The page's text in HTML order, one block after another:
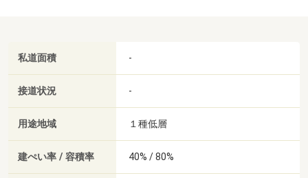
私道面積 -
接道状況 -
用途地域 １種低層
建ぺい率 / 容積率 40% / 80%